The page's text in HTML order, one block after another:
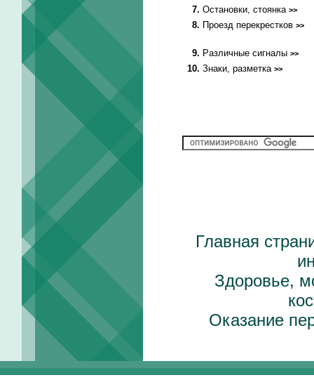
7. Остановки, стоянка >>
8. Проезд перекрестков >>
9. Различные сигналы >>
10. Знаки, разметка >>
Главная
Здоровье,
Оказание